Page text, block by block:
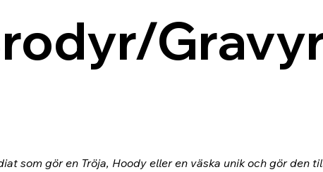
som gör en Tröja, Hoody eller en väska unik och gör den